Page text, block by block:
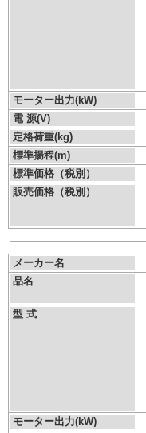
モーター出力(kW)
電 源(V)
定格荷重(kg)
標準揚程(m)
標準価格（税別）
販売価格（税別）
メーカー名
品名
型 式
モーター出力(kW)